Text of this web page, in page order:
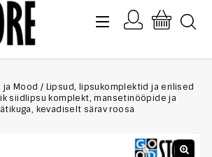
ja Mood / Lipsud, lipsukomplektid ja erilised
siidlipsu komplekt, mansetinööpide ja
kevadiselt särav roosa